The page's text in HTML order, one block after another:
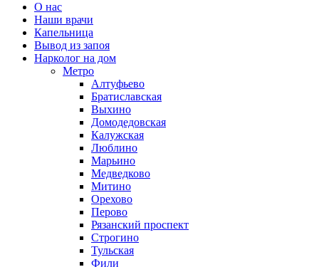
О нас
Наши врачи
Капельница
Вывод из запоя
Нарколог на дом
Метро
Алтуфьево
Братиславская
Выхино
Домодедовская
Калужская
Люблино
Марьино
Медведково
Митино
Орехово
Перово
Рязанский проспект
Строгино
Тульская
Фили